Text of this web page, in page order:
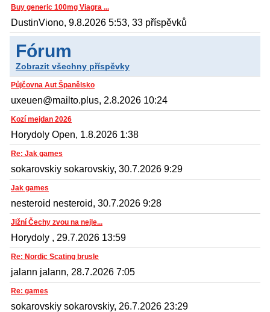
Buy generic 100mg Viagra ...
DustinViono, 9.8.2026 5:53, 33 příspěvků
Fórum
Zobrazit všechny příspěvky
Půjčovna Aut Španělsko
uxeuen@mailto.plus, 2.8.2026 10:24
Kozí mejdan 2026
Horydoly Open, 1.8.2026 1:38
Re: Jak games
sokarovskiy sokarovskiy, 30.7.2026 9:29
Jak games
nesteroid nesteroid, 30.7.2026 9:28
Jižní Čechy zvou na nejle...
Horydoly , 29.7.2026 13:59
Re: Nordic Scating brusle
jalann jalann, 28.7.2026 7:05
Re: games
sokarovskiy sokarovskiy, 26.7.2026 23:29